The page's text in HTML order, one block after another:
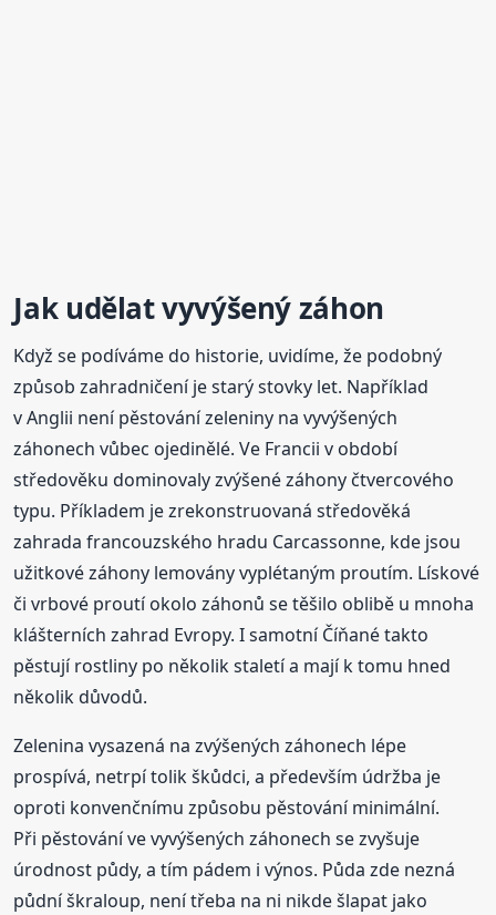
Jak udělat vyvýšený záhon
Když se podíváme do historie, uvidíme, že podobný
způsob zahradničení je starý stovky let. Například
v Anglii není pěstování zeleniny na vyvýšených
záhonech vůbec ojedinělé. Ve Francii v období
středověku dominovaly zvýšené záhony čtvercového
typu. Příkladem je zrekonstruovaná středověká
zahrada francouzského hradu Carcassonne, kde jsou
užitkové záhony lemovány vyplétaným proutím. Lískové
či vrbové proutí okolo záhonů se těšilo oblibě u mnoha
klášterních zahrad Evropy. I samotní Číňané takto
pěstují rostliny po několik staletí a mají k tomu hned
několik důvodů.
Zelenina vysazená na zvýšených záhonech lépe
prospívá, netrpí tolik škůdci, a především údržba je
oproti konvenčnímu způsobu pěstování minimální.
Při pěstování ve vyvýšených záhonech se zvyšuje
úrodnost půdy, a tím pádem i výnos. Půda zde nezná
půdní škraloup, není třeba na ni nikde šlapat jako